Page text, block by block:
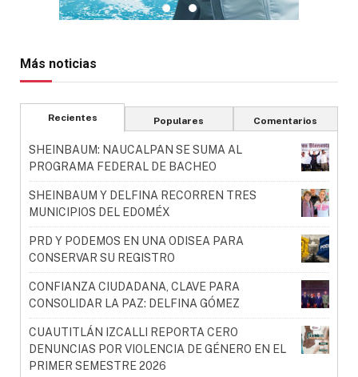
Más noticias
Recientes Populares Comentarios
SHEINBAUM: NAUCALPAN SE SUMA AL
PROGRAMA FEDERAL DE BACHEO
SHEINBAUM Y DELFINA RECORREN TRES
MUNICIPIOS DEL EDOMÉX
PRD Y PODEMOS EN UNA ODISEA PARA
CONSERVAR SU REGISTRO
CONFIANZA CIUDADANA, CLAVE PARA
CONSOLIDAR LA PAZ: DELFINA GÓMEZ
CUAUTITLÁN IZCALLI REPORTA CERO
DENUNCIAS POR VIOLENCIA DE GÉNERO EN EL
PRIMER SEMESTRE 2026